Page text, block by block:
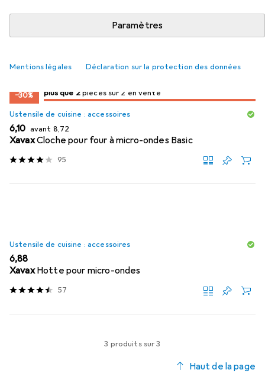
Paramètres
Mentions légales Déclaration sur la protection des données
381
−30% 2/ 2
2/ 2 en vente
plus que 2pièces sur 2 en vente
Ustensile de cuisine : accessoires
EUR
6,10 avant EUR
8,72
XavaxCloche pour four à micro-ondes Basic
95
Ustensile de cuisine : accessoires
EUR
6,88
Xavax Hotte pour micro-ondes
57
3 produits sur 3
Haut de la page